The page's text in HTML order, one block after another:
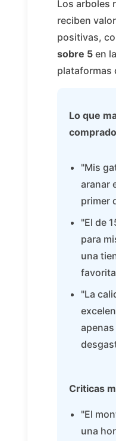
Los arboles
reciben
positivas,
sobre 5en
plataformas
Lo que
"Mis
aranar
primer
"El de
para
una
"La
Criticas
"El
una